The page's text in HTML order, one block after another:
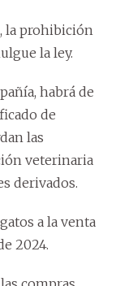
la prohibición
la ley.
habrá de
de
las
veterinaria
derivados.
a la venta
2024.